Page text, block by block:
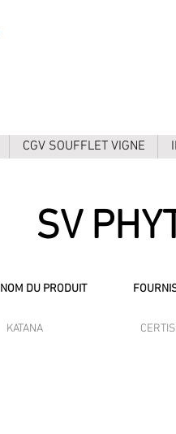
CGV SOUFFLET VIGNE
SV
NOM DU PRODUIT
KATANA